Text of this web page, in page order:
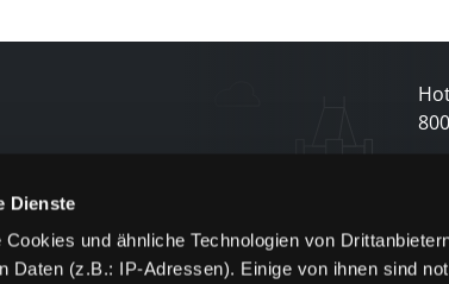
Dienste
und ähnliche Technologien von
Daten (z.B.: IP-Adressen). Einige von ihnen sind
800